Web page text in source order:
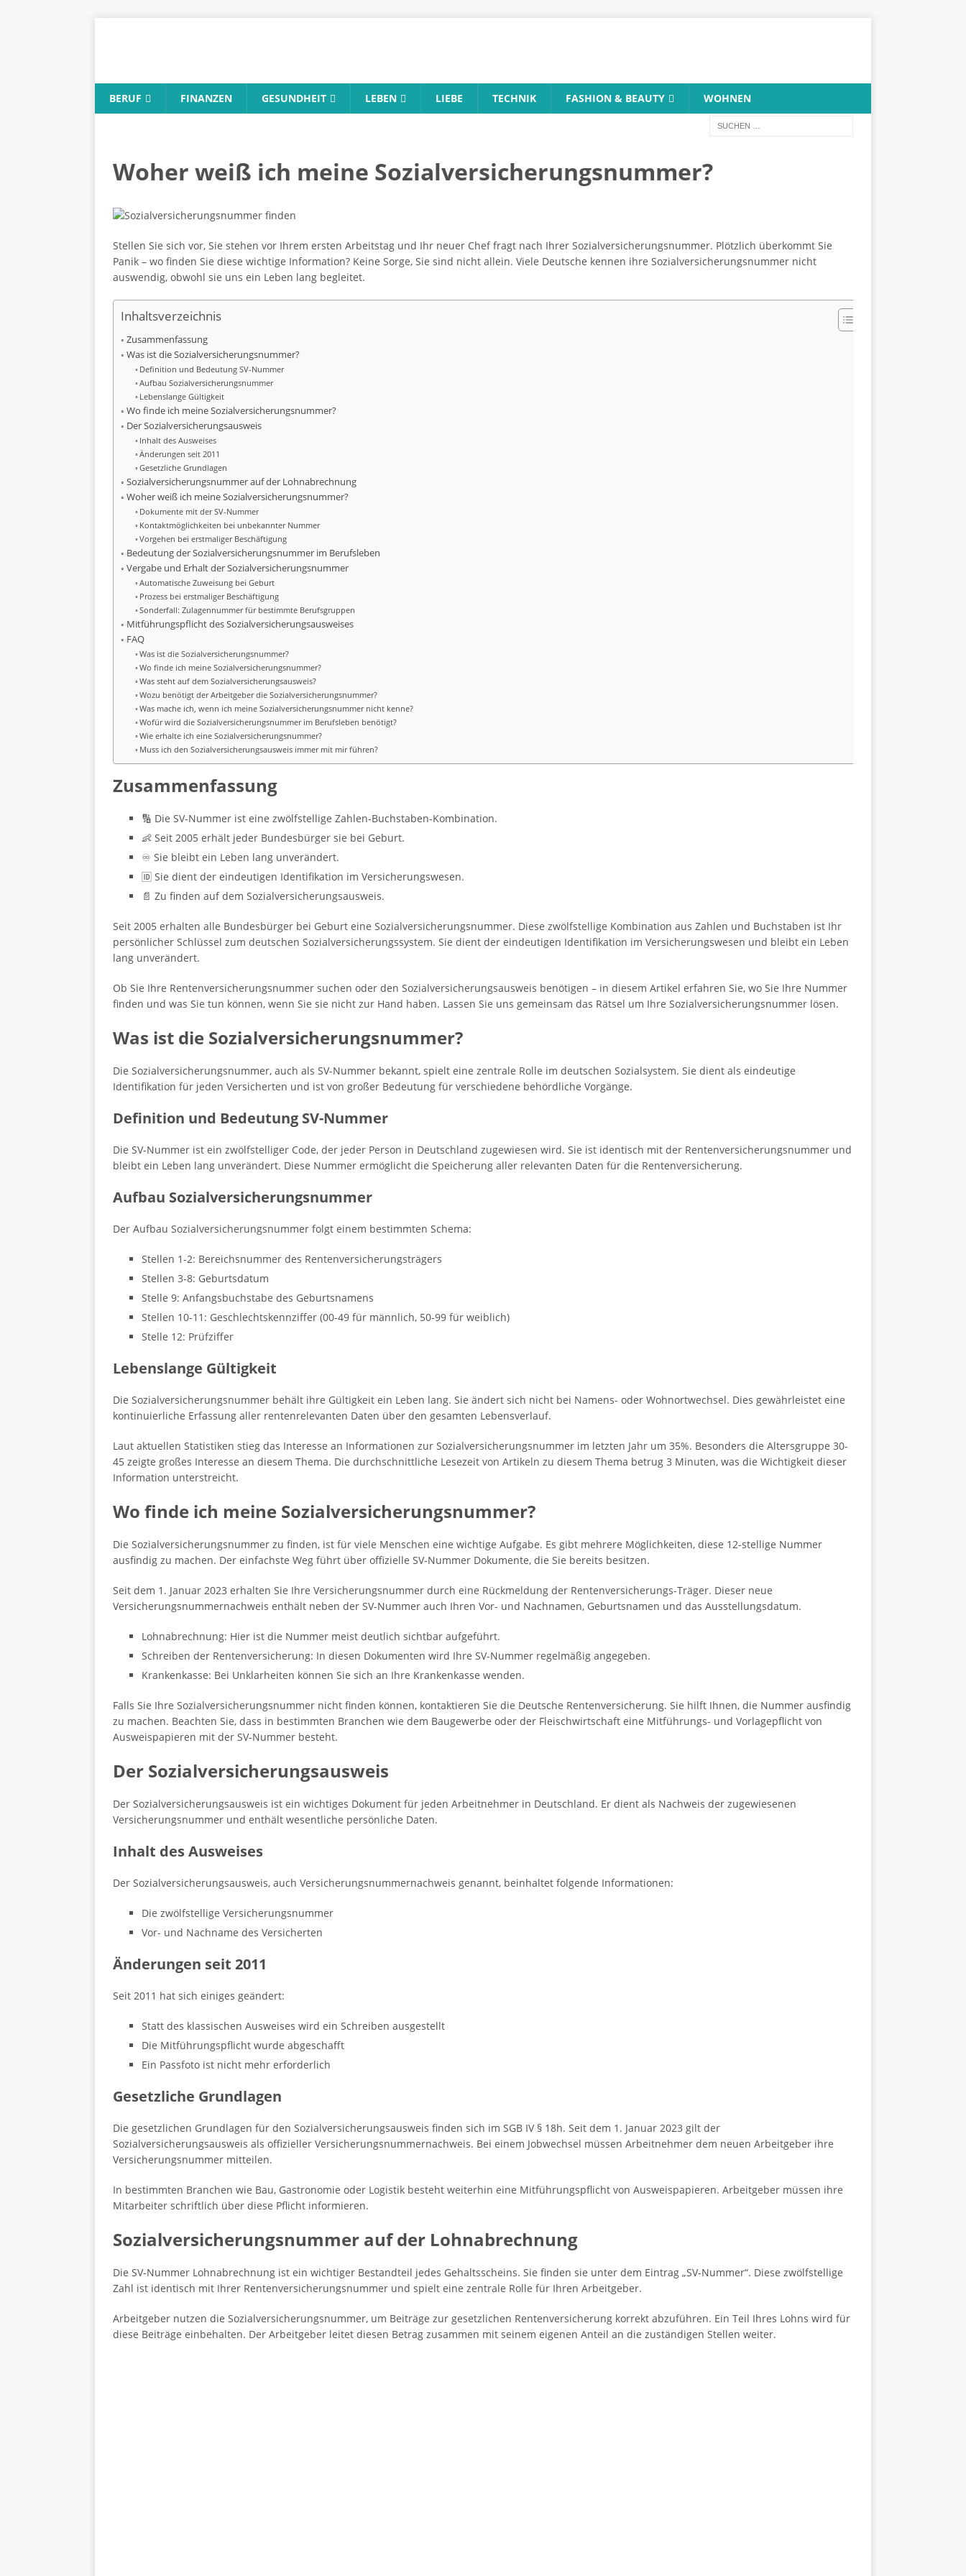
BERUF FINANZEN GESUNDHEIT LEBEN LIEBE TECHNIK FASHION & BEAUTY WOHNEN
Woher weiß ich meine Sozialversicherungsnummer?
Stellen Sie sich vor, Sie stehen vor Ihrem ersten Arbeitstag und Ihr neuer Chef fragt nach Ihrer Sozialversicherungsnummer. Plötzlich überkommt Sie
Panik – wo finden Sie diese wichtige Information? Keine Sorge, Sie sind nicht allein. Viele Deutsche kennen ihre Sozialversicherungsnummer nicht
auswendig, obwohl sie uns ein Leben lang begleitet.
Inhaltsverzeichnis
Zusammenfassung
Was ist die Sozialversicherungsnummer?
Definition und Bedeutung SV-Nummer
Aufbau Sozialversicherungsnummer
Lebenslange Gültigkeit
Wo finde ich meine Sozialversicherungsnummer?
Der Sozialversicherungsausweis
Inhalt des Ausweises
Änderungen seit 2011
Gesetzliche Grundlagen
Sozialversicherungsnummer auf der Lohnabrechnung
Woher weiß ich meine Sozialversicherungsnummer?
Dokumente mit der SV-Nummer
Kontaktmöglichkeiten bei unbekannter Nummer
Vorgehen bei erstmaliger Beschäftigung
Bedeutung der Sozialversicherungsnummer im Berufsleben
Vergabe und Erhalt der Sozialversicherungsnummer
Automatische Zuweisung bei Geburt
Prozess bei erstmaliger Beschäftigung
Sonderfall: Zulagennummer für bestimmte Berufsgruppen
Mitführungspflicht des Sozialversicherungsausweises
FAQ
Was ist die Sozialversicherungsnummer?
Wo finde ich meine Sozialversicherungsnummer?
Was steht auf dem Sozialversicherungsausweis?
Wozu benötigt der Arbeitgeber die Sozialversicherungsnummer?
Was mache ich, wenn ich meine Sozialversicherungsnummer nicht kenne?
Wofür wird die Sozialversicherungsnummer im Berufsleben benötigt?
Wie erhalte ich eine Sozialversicherungsnummer?
Muss ich den Sozialversicherungsausweis immer mit mir führen?
Zusammenfassung
🔢 Die SV-Nummer ist eine zwölfstellige Zahlen-Buchstaben-Kombination.
👶 Seit 2005 erhält jeder Bundesbürger sie bei Geburt.
♾️ Sie bleibt ein Leben lang unverändert.
🆔 Sie dient der eindeutigen Identifikation im Versicherungswesen.
📄 Zu finden auf dem Sozialversicherungsausweis.
Seit 2005 erhalten alle Bundesbürger bei Geburt eine Sozialversicherungsnummer. Diese zwölfstellige Kombination aus Zahlen und Buchstaben ist Ihr
persönlicher Schlüssel zum deutschen Sozialversicherungssystem. Sie dient der eindeutigen Identifikation im Versicherungswesen und bleibt ein Leben
lang unverändert.
Ob Sie Ihre Rentenversicherungsnummer suchen oder den Sozialversicherungsausweis benötigen – in diesem Artikel erfahren Sie, wo Sie Ihre Nummer
finden und was Sie tun können, wenn Sie sie nicht zur Hand haben. Lassen Sie uns gemeinsam das Rätsel um Ihre Sozialversicherungsnummer lösen.
Was ist die Sozialversicherungsnummer?
Die Sozialversicherungsnummer, auch als SV-Nummer bekannt, spielt eine zentrale Rolle im deutschen Sozialsystem. Sie dient als eindeutige
Identifikation für jeden Versicherten und ist von großer Bedeutung für verschiedene behördliche Vorgänge.
Definition und Bedeutung SV-Nummer
Die SV-Nummer ist ein zwölfstelliger Code, der jeder Person in Deutschland zugewiesen wird. Sie ist identisch mit der Rentenversicherungsnummer und
bleibt ein Leben lang unverändert. Diese Nummer ermöglicht die Speicherung aller relevanten Daten für die Rentenversicherung.
Aufbau Sozialversicherungsnummer
Der Aufbau Sozialversicherungsnummer folgt einem bestimmten Schema:
Stellen 1-2: Bereichsnummer des Rentenversicherungsträgers
Stellen 3-8: Geburtsdatum
Stelle 9: Anfangsbuchstabe des Geburtsnamens
Stellen 10-11: Geschlechtskennziffer (00-49 für männlich, 50-99 für weiblich)
Stelle 12: Prüfziffer
Lebenslange Gültigkeit
Die Sozialversicherungsnummer behält ihre Gültigkeit ein Leben lang. Sie ändert sich nicht bei Namens- oder Wohnortwechsel. Dies gewährleistet eine
kontinuierliche Erfassung aller rentenrelevanten Daten über den gesamten Lebensverlauf.
Laut aktuellen Statistiken stieg das Interesse an Informationen zur Sozialversicherungsnummer im letzten Jahr um 35%. Besonders die Altersgruppe 30-
45 zeigte großes Interesse an diesem Thema. Die durchschnittliche Lesezeit von Artikeln zu diesem Thema betrug 3 Minuten, was die Wichtigkeit dieser
Information unterstreicht.
Wo finde ich meine Sozialversicherungsnummer?
Die Sozialversicherungsnummer zu finden, ist für viele Menschen eine wichtige Aufgabe. Es gibt mehrere Möglichkeiten, diese 12-stellige Nummer
ausfindig zu machen. Der einfachste Weg führt über offizielle SV-Nummer Dokumente, die Sie bereits besitzen.
Seit dem 1. Januar 2023 erhalten Sie Ihre Versicherungsnummer durch eine Rückmeldung der Rentenversicherungs-Träger. Dieser neue
Versicherungsnummernachweis enthält neben der SV-Nummer auch Ihren Vor- und Nachnamen, Geburtsnamen und das Ausstellungsdatum.
Lohnabrechnung: Hier ist die Nummer meist deutlich sichtbar aufgeführt.
Schreiben der Rentenversicherung: In diesen Dokumenten wird Ihre SV-Nummer regelmäßig angegeben.
Krankenkasse: Bei Unklarheiten können Sie sich an Ihre Krankenkasse wenden.
Falls Sie Ihre Sozialversicherungsnummer nicht finden können, kontaktieren Sie die Deutsche Rentenversicherung. Sie hilft Ihnen, die Nummer ausfindig
zu machen. Beachten Sie, dass in bestimmten Branchen wie dem Baugewerbe oder der Fleischwirtschaft eine Mitführungs- und Vorlagepflicht von
Ausweispapieren mit der SV-Nummer besteht.
Der Sozialversicherungsausweis
Der Sozialversicherungsausweis ist ein wichtiges Dokument für jeden Arbeitnehmer in Deutschland. Er dient als Nachweis der zugewiesenen
Versicherungsnummer und enthält wesentliche persönliche Daten.
Inhalt des Ausweises
Der Sozialversicherungsausweis, auch Versicherungsnummernachweis genannt, beinhaltet folgende Informationen:
Die zwölfstellige Versicherungsnummer
Vor- und Nachname des Versicherten
Änderungen seit 2011
Seit 2011 hat sich einiges geändert:
Statt des klassischen Ausweises wird ein Schreiben ausgestellt
Die Mitführungspflicht wurde abgeschafft
Ein Passfoto ist nicht mehr erforderlich
Gesetzliche Grundlagen
Die gesetzlichen Grundlagen für den Sozialversicherungsausweis finden sich im SGB IV § 18h. Seit dem 1. Januar 2023 gilt der
Sozialversicherungsausweis als offizieller Versicherungsnummernachweis. Bei einem Jobwechsel müssen Arbeitnehmer dem neuen Arbeitgeber ihre
Versicherungsnummer mitteilen.
In bestimmten Branchen wie Bau, Gastronomie oder Logistik besteht weiterhin eine Mitführungspflicht von Ausweispapieren. Arbeitgeber müssen ihre
Mitarbeiter schriftlich über diese Pflicht informieren.
Sozialversicherungsnummer auf der Lohnabrechnung
Die SV-Nummer Lohnabrechnung ist ein wichtiger Bestandteil jedes Gehaltsscheins. Sie finden sie unter dem Eintrag „SV-Nummer“. Diese zwölfstellige
Zahl ist identisch mit Ihrer Rentenversicherungsnummer und spielt eine zentrale Rolle für Ihren Arbeitgeber.
Arbeitgeber nutzen die Sozialversicherungsnummer, um Beiträge zur gesetzlichen Rentenversicherung korrekt abzuführen. Ein Teil Ihres Lohns wird für
diese Beiträge einbehalten. Der Arbeitgeber leitet diesen Betrag zusammen mit seinem eigenen Anteil an die zuständigen Stellen weiter.